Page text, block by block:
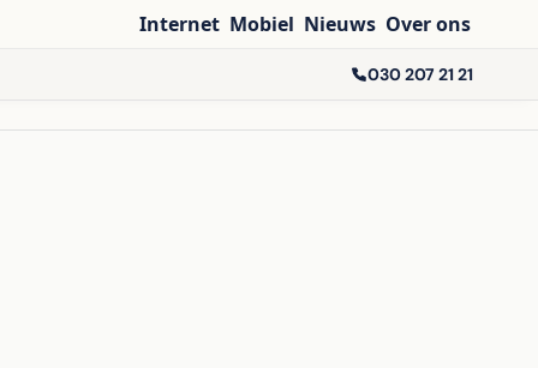
Internet Mobiel Nieuws Over ons
030 207 21 21